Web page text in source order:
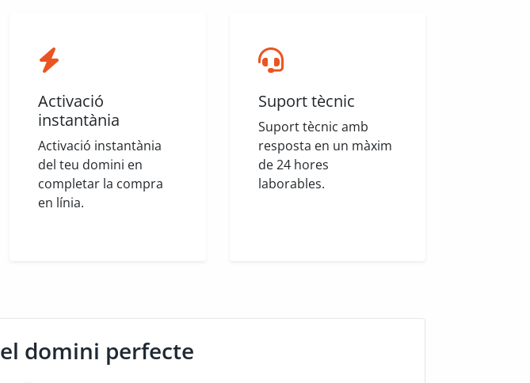
Activació
instantània
Activació instantània
del teu domini en
completar la compra
en línia.
Suport tècnic
Suport tècnic amb
resposta en un màxim
de 24 hores
laborables.
domini perfecte